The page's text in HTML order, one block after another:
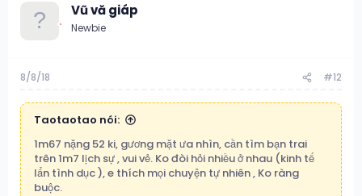
Vũ vă giáp
Newbie
8/8/18 #12
Taotaotao nói:
1m67 nặng 52 ki, gương mặt ưa nhìn, cần tìm bạn trai
trên 1m7 lịch sự , vui vẻ. Ko đòi hỏi nhiều ở nhau (kinh tế
lẩn tình dục ), e thích mọi chuyện tự nhiên , Ko ràng
buộc.